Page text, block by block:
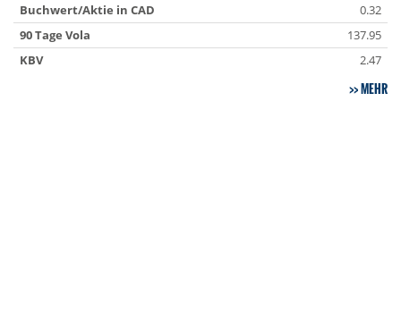
Buchwert/Aktie in CAD
0.32
90 Tage Vola
137.95
KBV
2.47
MEHR